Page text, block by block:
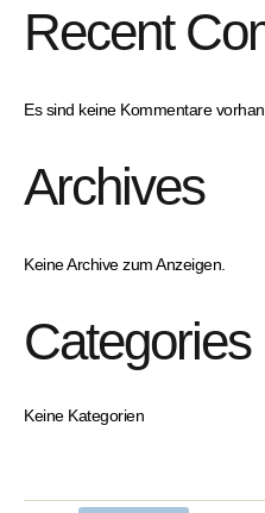
Recent
Es sind keine Kommentare
Archives
Keine Archive zum Anzeigen.
Categories
Keine Kategorien